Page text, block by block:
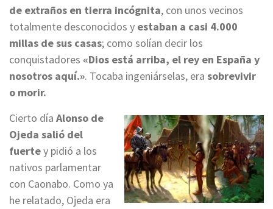
de extraños en tierra incógnita, con unos vecinos
totalmente desconocidos y estaban a casi 4.000
millas de sus casas; como solían decir los
conquistadores «Dios está arriba, el rey en España y
nosotros aquí.». Tocaba ingeniárselas, era sobrevivir
o morir.
Cierto día Alonso de
Ojeda salió del
fuertey pidió a los
nativos parlamentar
con Caonabo. Como ya
he relatado, Ojeda era